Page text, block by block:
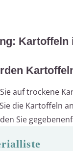
Kartoffeln
auf trockene
die Kartoffeln
Sie